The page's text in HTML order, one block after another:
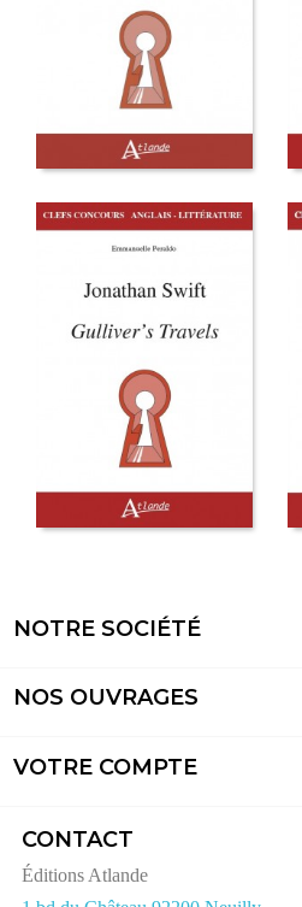
NOTRE SOCIÉTÉ
NOS OUVRAGES
VOTRE COMPTE
CONTACT
Éditions Atlande